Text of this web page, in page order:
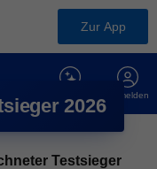
Zur App
Anmelden
2026
Testsieger